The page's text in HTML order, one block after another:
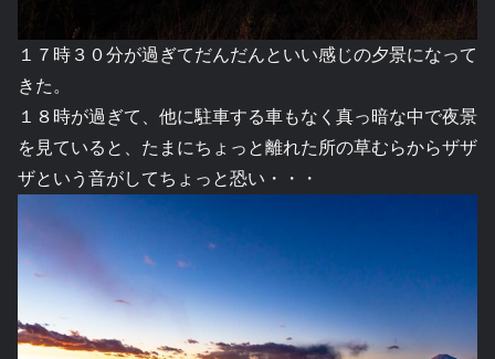
１７時３０分が過ぎてだんだんといい感じの夕景になって
きた。
１８時が過ぎて、他に駐車する車もなく真っ暗な中で夜景
を見ていると、たまにちょっと離れた所の草むらからザザ
ザという音がしてちょっと恐い・・・